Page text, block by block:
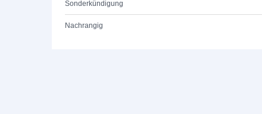
Sonderkündigung
Nachrangig